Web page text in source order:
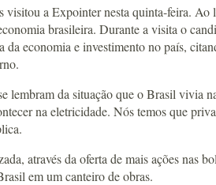
a Expointer nesta quinta-feira.
brasileira. Durante a visita o
economia e investimento no país,
da situação que o Brasil vivia
na eletricidade. Nós temos que
através da oferta de mais ações nas
em um canteiro de obras.